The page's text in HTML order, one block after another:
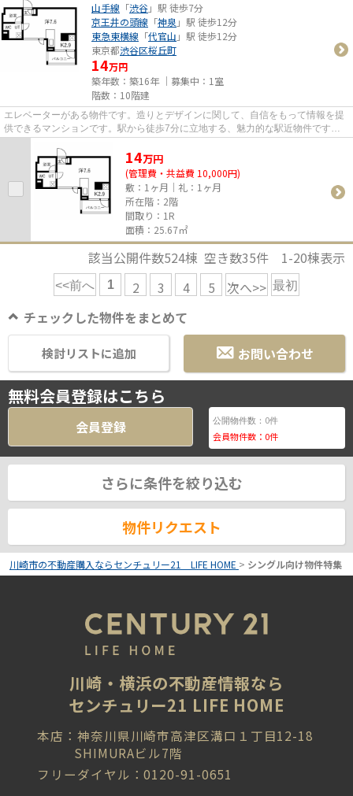
山手線 「渋谷」駅 徒歩7分
京王井の頭線 「神泉 」駅 徒歩12分
東急東横線 「代官山 」駅 徒歩12分
東京都渋谷区桜丘町
14万円
築年数：築16年 ｜募集中： 1室
階数：10階建
エレベーターがある物件です。造りとデザインに関して、自信をもって情報を提
供できるマンションです。駅から徒歩7分に立地する、魅力的な駅近物件です。
14万円
(管理費・共益費 10,000円)
敷：1ヶ月｜礼：1ヶ月
所在階：2階
間取り：1R
面積：25.67㎡
該当公開件数524棟 空き数35件 1-20棟表示
<<前へ 1 2 3 4 5 次へ>> 最初
チェックした物件をまとめて
お問い合わせ
検討リストに追加
無料会員登録はこちら
会員登録 公開物件数： 0件
会員物件数： 0件
さらに条件を絞り込む
物件リクエスト
川崎市の不動産購入ならセンチュリー21 LIFE HOME > シングル向け物件特集
川崎・横浜の不動産情報なら
センチュリー21 LIFE HOME
本店：神奈川県川崎市高津区溝口１丁目12-18
SHIMURAビル7階
フリーダイヤル：0120-91-0651